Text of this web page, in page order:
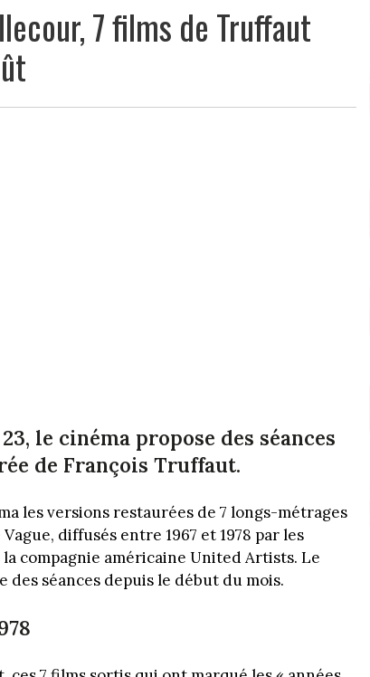
7 films de Truffaut
le cinéma propose des séances
de François Truffaut.
les versions restaurées de 7 longs-métrages
diffusés entre 1967 et 1978 par les
compagnie américaine United Artists. Le
séances depuis le début du mois.